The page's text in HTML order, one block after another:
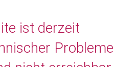
ist derzeit
Probleme